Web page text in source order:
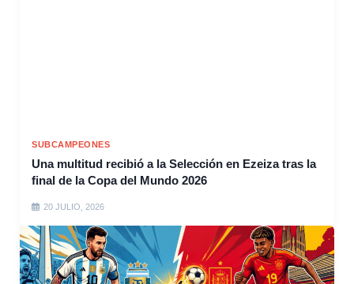
SUBCAMPEONES
Una multitud recibió a la Selección en Ezeiza tras la
final de la Copa del Mundo 2026
20 JULIO, 2026